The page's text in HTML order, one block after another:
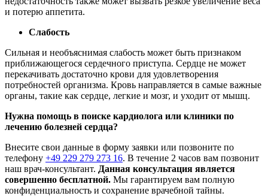
и потерю аппетита.
Слабость
Сильная и необъяснимая слабость может быть признаком
приближающегося сердечного приступа. Сердце не может
перекачивать достаточно крови для удовлетворения
потребностей организма. Кровь направляется в самые важные
органы, такие как сердце, легкие и мозг, и уходит от мышц.
Нужна помощь в поиске кардиолога или клиники по
лечению болезней сердца?
Внесите свои данные в форму заявки или позвоните по
телефону +49 229 279 273 16. В течение 2 часов вам позвонит
наш врач-консультант. Данная консультация является
совершенно бесплатной. Мы гарантируем вам полную
конфиденциальность и сохранение врачебной тайны.